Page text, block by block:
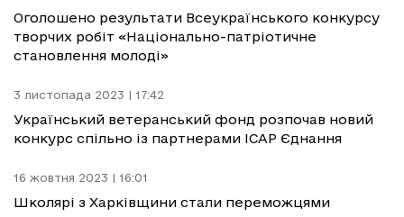
Оголошено результати Всеукраїнського конкурсу
творчих робіт «Національно-патріотичне
становлення молоді»
3 листопада 2023 | 17:42
Український ветеранський фонд розпочав новий
конкурс спільно із партнерами ІСАР Єднання
16 жовтня 2023 | 16:01
Школярі з Харківщини стали переможцями